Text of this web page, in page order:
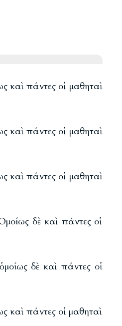
καὶ πάντες οἱ μαθηταὶ
καὶ πάντες οἱ μαθηταὶ
καὶ πάντες οἱ μαθηταὶ
δὲ καὶ πάντες οἱ
δὲ καὶ πάντες οἱ
καὶ πάντες οἱ μαθηταὶ